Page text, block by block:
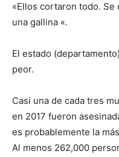
«Ellos cortaron todo. Se
una gallina «.
El estado
peor.
Casi una de cada tres
en 2017 fueron
es probablemente la
Al menos 262,000